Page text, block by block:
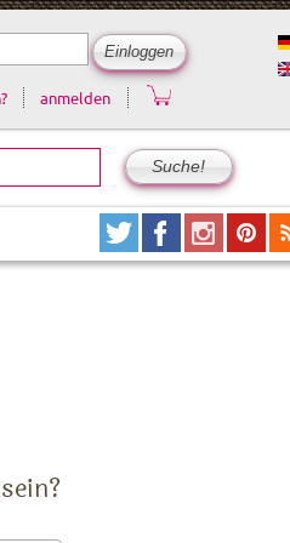
anmelden